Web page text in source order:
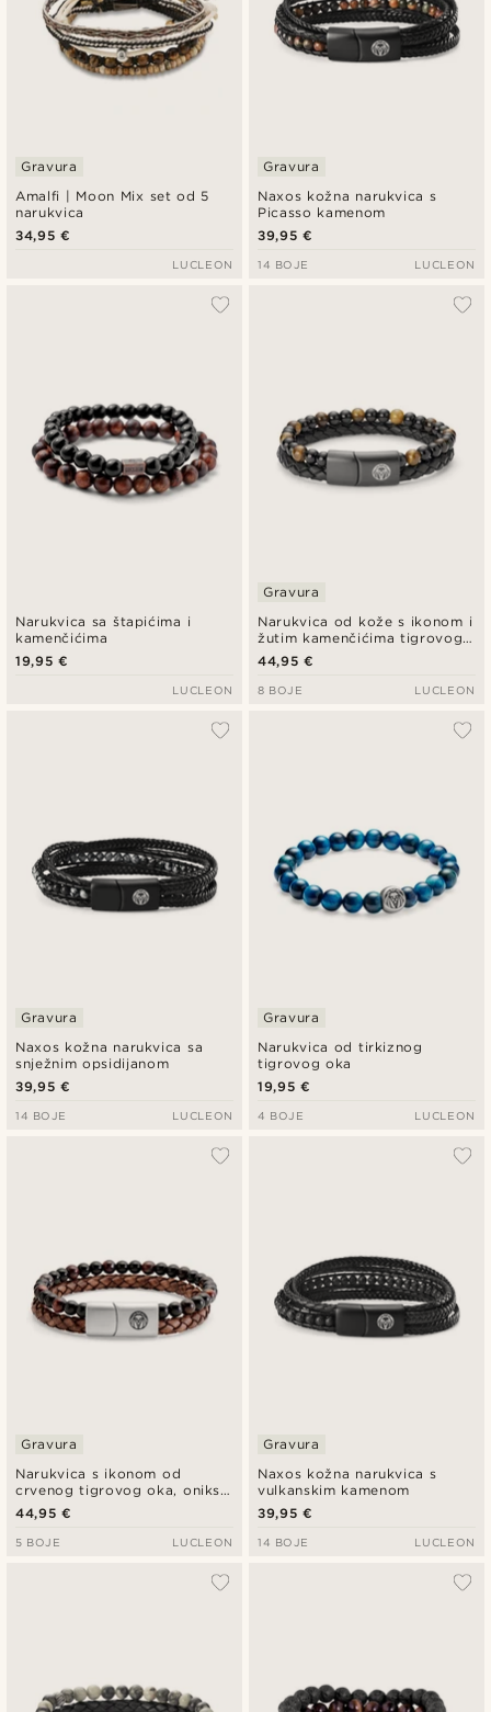
Amalfi | Moon Mix set od 5
narukvica
Gravura
34,95 €
LUCLEON
Naxos kožna narukvica s
Picasso kamenom
Gravura
39,95 €
14 BOJE LUCLEON
Narukvica sa štapićima i
kamenčićima
19,95 €
LUCLEON
Narukvica od kože s ikonom i
žutim kamenčićima tigrovog
oka
Gravura
44,95 €
8 BOJE LUCLEON
Naxos kožna narukvica sa
snježnim opsidijanom
Gravura
39,95 €
14 BOJE LUCLEON
Narukvica od tirkiznog
tigrovog oka
Gravura
19,95 €
4 BOJE LUCLEON
Narukvica s ikonom od
crvenog tigrovog oka, oniksa
i vintage kože
Gravura
44,95 €
5 BOJE LUCLEON
Naxos kožna narukvica s
vulkanskim kamenom
Gravura
39,95 €
14 BOJE LUCLEON